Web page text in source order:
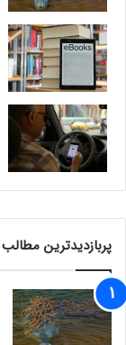
پربازدیدترین مطالب